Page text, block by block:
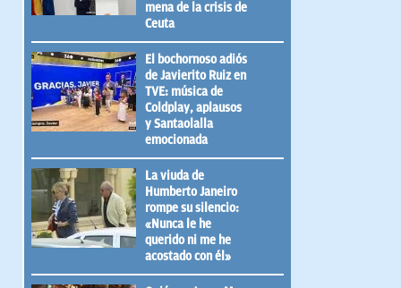
mena de la crisis de
Ceuta
El bochornoso adiós
de Javierito Ruiz en
TVE: música de
Coldplay, aplausos
y Santaolalla
emocionada
La viuda de
Humberto Janeiro
rompe su silencio:
«Nunca le he
querido ni me he
acostado con él»